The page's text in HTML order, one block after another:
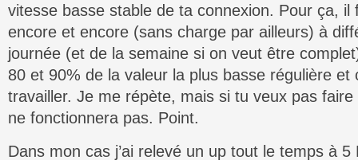
vitesse basse stable de ta connexion. Pour ça, il
encore et encore (sans charge par ailleurs) à
journée (et de la semaine si on veut être
80 et 90% de la valeur la plus basse régulière et
travailler. Je me répète, mais si tu veux pas
ne fonctionnera pas. Point.
Dans mon cas j’ai relevé un up tout le temps à